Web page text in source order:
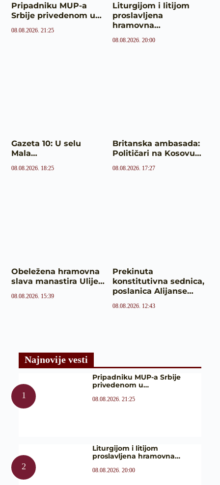
Pripadniku MUP-a
Srbije privedenom u…
08.08.2026. 21:25
Liturgijom i litijom
proslavljena
hramovna…
08.08.2026. 20:00
Gazeta 10: U selu
Mala…
08.08.2026. 18:25
Britanska ambasada:
Političari na Kosovu…
08.08.2026. 17:27
Obeležena hramovna
slava manastira Ulije…
08.08.2026. 15:39
Prekinuta
konstitutivna sednica,
poslanica Alijanse…
08.08.2026. 12:43
Najnovije vesti
Pripadniku MUP-a Srbije
privedenom u…
08.08.2026. 21:25
Liturgijom i litijom
proslavljena hramovna…
08.08.2026. 20:00